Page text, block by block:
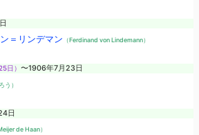
＝リンデマン （Ferdinand von Lindemann）
日） 〜1906年7月23日
う）
日
de Haan）